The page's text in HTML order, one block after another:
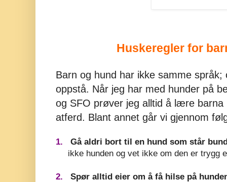
Huskeregler for
Barn og hund har ikke samme
oppstå. Når jeg har med hunder på
og SFO prøver jeg alltid å lære barna
atferd. Blant annet går vi gjennom
1. Gå aldri bort til en hund som står
ikke hunden og vet ikke om den er trygg
2. Spør alltid eier om å få hilse på